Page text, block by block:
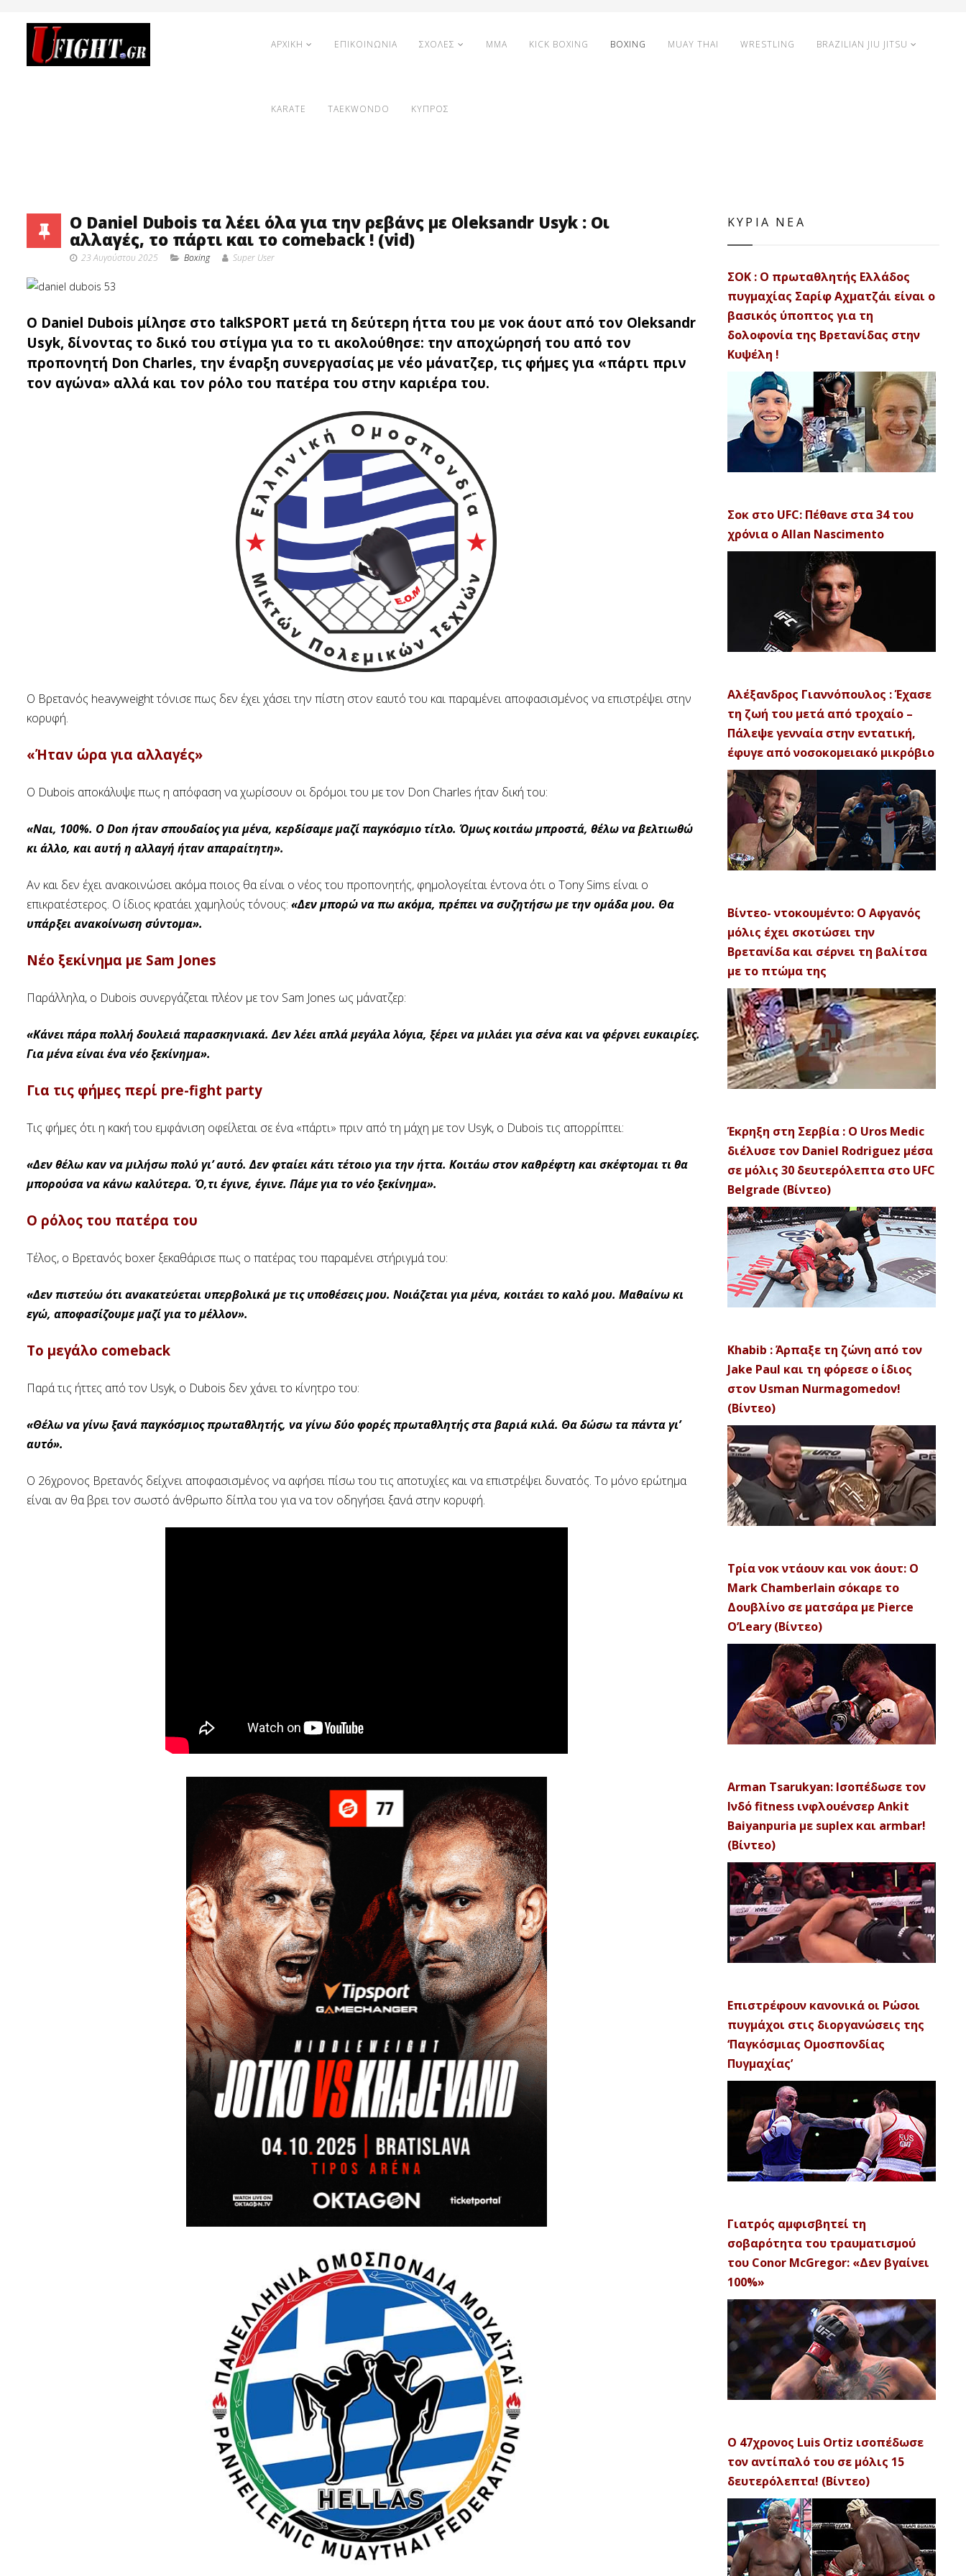
ΑΡΧΙΚΗ ΕΠΙΚΟΙΝΩΝΙΑ ΣΧΟΛΕΣ MMA KICK BOXING BOXING MUAY THAI WRESTLING BRAZILIAN JIU JITSU
KARATE TAEKWONDO ΚΥΠΡΟΣ
Ο Daniel Dubois τα λέει όλα για την ρεβάνς με Oleksandr Usyk : Οι
αλλαγές, το πάρτι και το comeback ! (vid)
23 Αυγούστου 2025 Boxing Super User
Ο Daniel Dubois μίλησε στο talkSPORT μετά τη δεύτερη ήττα του με νοκ άουτ από τον Oleksandr
Usyk, δίνοντας το δικό του στίγμα για το τι ακολούθησε: την αποχώρησή του από τον
προπονητή Don Charles, την έναρξη συνεργασίας με νέο μάνατζερ, τις φήμες για «πάρτι πριν
τον αγώνα» αλλά και τον ρόλο του πατέρα του στην καριέρα του.
Ο Βρετανός heavyweight τόνισε πως δεν έχει χάσει την πίστη στον εαυτό του και παραμένει αποφασισμένος να επιστρέψει στην
κορυφή.
«Ήταν ώρα για αλλαγές»
Ο Dubois αποκάλυψε πως η απόφαση να χωρίσουν οι δρόμοι του με τον Don Charles ήταν δική του:
«Ναι, 100%. Ο Don ήταν σπουδαίος για μένα, κερδίσαμε μαζί παγκόσμιο τίτλο. Όμως κοιτάω μπροστά, θέλω να βελτιωθώ
κι άλλο, και αυτή η αλλαγή ήταν απαραίτητη».
Αν και δεν έχει ανακοινώσει ακόμα ποιος θα είναι ο νέος του προπονητής, φημολογείται έντονα ότι ο Tony Sims είναι ο
επικρατέστερος. Ο ίδιος κρατάει χαμηλούς τόνους: «Δεν μπορώ να πω ακόμα, πρέπει να συζητήσω με την ομάδα μου. Θα
υπάρξει ανακοίνωση σύντομα».
Νέο ξεκίνημα με Sam Jones
Παράλληλα, ο Dubois συνεργάζεται πλέον με τον Sam Jones ως μάνατζερ:
«Κάνει πάρα πολλή δουλειά παρασκηνιακά. Δεν λέει απλά μεγάλα λόγια, ξέρει να μιλάει για σένα και να φέρνει ευκαιρίες.
Για μένα είναι ένα νέο ξεκίνημα».
Για τις φήμες περί pre-fight party
Τις φήμες ότι η κακή του εμφάνιση οφείλεται σε ένα «πάρτι» πριν από τη μάχη με τον Usyk, ο Dubois τις απορρίπτει:
«Δεν θέλω καν να μιλήσω πολύ γι’ αυτό. Δεν φταίει κάτι τέτοιο για την ήττα. Κοιτάω στον καθρέφτη και σκέφτομαι τι θα
μπορούσα να κάνω καλύτερα. Ό,τι έγινε, έγινε. Πάμε για το νέο ξεκίνημα».
Ο ρόλος του πατέρα του
Τέλος, ο Βρετανός boxer ξεκαθάρισε πως ο πατέρας του παραμένει στήριγμά του:
«Δεν πιστεύω ότι ανακατεύεται υπερβολικά με τις υποθέσεις μου. Νοιάζεται για μένα, κοιτάει το καλό μου. Μαθαίνω κι
εγώ, αποφασίζουμε μαζί για το μέλλον».
Το μεγάλο comeback
Παρά τις ήττες από τον Usyk, ο Dubois δεν χάνει το κίνητρο του:
«Θέλω να γίνω ξανά παγκόσμιος πρωταθλητής, να γίνω δύο φορές πρωταθλητής στα βαριά κιλά. Θα δώσω τα πάντα γι’
αυτό».
Ο 26χρονος Βρετανός δείχνει αποφασισμένος να αφήσει πίσω του τις αποτυχίες και να επιστρέψει δυνατός. Το μόνο ερώτημα
είναι αν θα βρει τον σωστό άνθρωπο δίπλα του για να τον οδηγήσει ξανά στην κορυφή.
ΚΥΡΙΑ ΝΕΑ
ΣΟΚ : Ο πρωταθλητής Ελλάδος
πυγμαχίας Σαρίφ Αχματζάι είναι ο
βασικός ύποπτος για τη
δολοφονία της Βρετανίδας στην
Κυψέλη !
Σοκ στο UFC: Πέθανε στα 34 του
χρόνια ο Allan Nascimento
Αλέξανδρος Γιαννόπουλος : Έχασε
τη ζωή του μετά από τροχαίο –
Πάλεψε γενναία στην εντατική,
έφυγε από νοσοκομειακό μικρόβιο
Βίντεο- ντοκουμέντο: Ο Αφγανός
μόλις έχει σκοτώσει την
Βρετανίδα και σέρνει τη βαλίτσα
με το πτώμα της
Έκρηξη στη Σερβία : Ο Uros Medic
διέλυσε τον Daniel Rodriguez μέσα
σε μόλις 30 δευτερόλεπτα στο UFC
Belgrade (Βίντεο)
Khabib : Άρπαξε τη ζώνη από τον
Jake Paul και τη φόρεσε ο ίδιος
στον Usman Nurmagomedov!
(Βίντεο)
Τρία νοκ ντάουν και νοκ άουτ: Ο
Mark Chamberlain σόκαρε το
Δουβλίνο σε ματσάρα με Pierce
O’Leary (Βίντεο)
Arman Tsarukyan: Ισοπέδωσε τον
Ινδό fitness ινφλουένσερ Ankit
Baiyanpuria με suplex και armbar!
(Βίντεο)
Επιστρέφουν κανονικά οι Ρώσοι
πυγμάχοι στις διοργανώσεις της
‘Παγκόσμιας Ομοσπονδίας
Πυγμαχίας’
Γιατρός αμφισβητεί τη
σοβαρότητα του τραυματισμού
του Conor McGregor: «Δεν βγαίνει
100%»
Ο 47χρονος Luis Ortiz ισοπέδωσε
τον αντίπαλό του σε μόλις 15
δευτερόλεπτα! (Βίντεο)